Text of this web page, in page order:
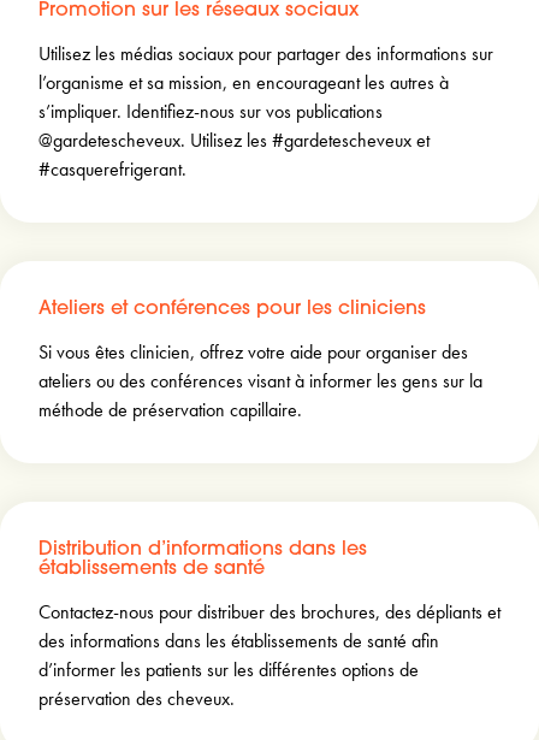
Promotion sur les réseaux sociaux
Utilisez les médias sociaux pour partager des informations sur
l’organisme et sa mission, en encourageant les autres à
s’impliquer. Identifiez-nous sur vos publications
@gardetescheveux. Utilisez les #gardetescheveux et
#casquerefrigerant.
Ateliers et conférences pour les cliniciens
Si vous êtes clinicien, offrez votre aide pour organiser des
ateliers ou des conférences visant à informer les gens sur la
méthode de préservation capillaire.
Distribution d’informations dans les
établissements de santé
Contactez-nous pour distribuer des brochures, des dépliants et
des informations dans les établissements de santé afin
d’informer les patients sur les différentes options de
préservation des cheveux.